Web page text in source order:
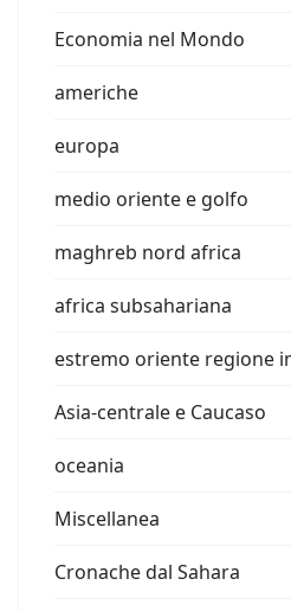
Economia nel Mondo
americhe
europa
medio oriente e golfo
maghreb nord africa
africa subsahariana
estremo oriente regione
Asia-centrale e Caucaso
oceania
Miscellanea
Cronache dal Sahara